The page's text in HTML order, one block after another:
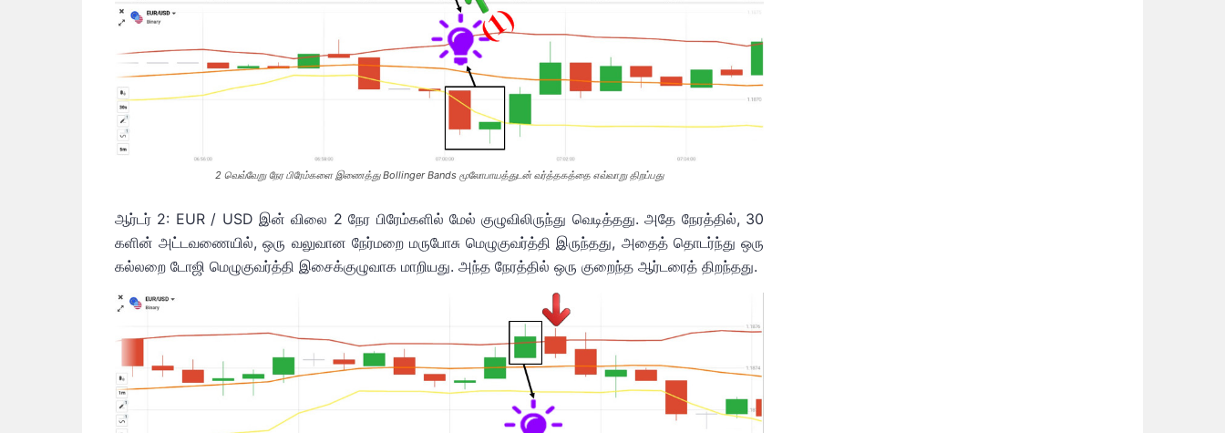
2 வெவ்வேறு நேர பிரேம்களை இணைத்து Bollinger Bands மூலோபாயத்துடன் வர்த்தகத்தை எவ்வாறு திறப்பது
ஆர்டர் 2: EUR / USD இன் விலை 2 நேர பிரேம்களில் மேல் குழுவிலிருந்து வெடித்தது. அதே நேரத்தில், 30
களின் அட்டவணையில், ஒரு வலுவான நேர்மறை மருபோசு மெழுகுவர்த்தி இருந்தது, அதைத் தொடர்ந்து ஒரு
கல்லறை டோஜி மெழுகுவர்த்தி இசைக்குழுவாக மாறியது. அந்த நேரத்தில் ஒரு குறைந்த ஆர்டரைத் திறந்தது.